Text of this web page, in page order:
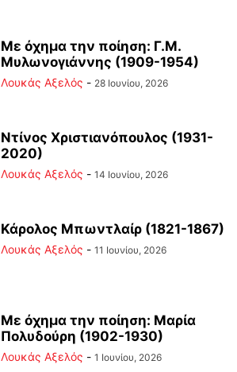
Με όχημα την ποίηση: Γ.Μ.
Μυλωνογιάννης (1909-1954)
Λουκάς Αξελός - 28 Ιουνίου, 2026
Ντίνος Χριστιανόπουλος (1931-
2020)
Λουκάς Αξελός - 14 Ιουνίου, 2026
Κάρολος Μπωντλαίρ (1821-1867)
Λουκάς Αξελός - 11 Ιουνίου, 2026
Με όχημα την ποίηση: Μαρία
Πολυδούρη (1902-1930)
Λουκάς Αξελός - 1 Ιουνίου, 2026